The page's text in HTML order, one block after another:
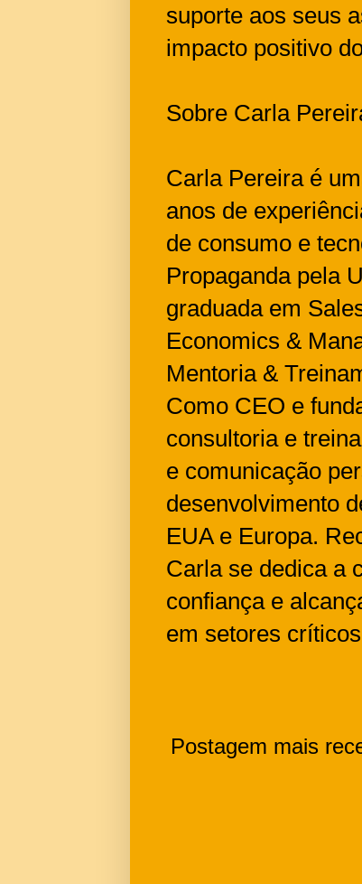
suporte aos seus
impacto positivo
Sobre Carla
Carla Pereira é
anos de
de consumo e
Propaganda pela
graduada em
Economics &
Mentoria &
Como CEO e
consultoria e
e comunicação
desenvolvimento
EUA e Europa.
Carla se dedica a
confiança e
em setores
Postagem mais